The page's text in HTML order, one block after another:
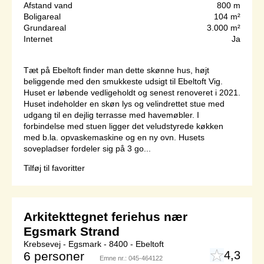
Afstand vand
800 m
Boligareal
104 m²
Grundareal
3.000 m²
Internet
Ja
Tæt på Ebeltoft finder man dette skønne hus, højt
beliggende med den smukkeste udsigt til Ebeltoft Vig.
Huset er løbende vedligeholdt og senest renoveret i 2021.
Huset indeholder en skøn lys og velindrettet stue med
udgang til en dejlig terrasse med havemøbler. I
forbindelse med stuen ligger det veludstyrede køkken
med b.la. opvaskemaskine og en ny ovn. Husets
sovepladser fordeler sig på 3 go...
Tilføj til favoritter
Arkitekttegnet feriehus nær
Egsmark Strand
Krebsevej - Egsmark - 8400 - Ebeltoft
6 personer Emne nr.: 045-464122 4,3